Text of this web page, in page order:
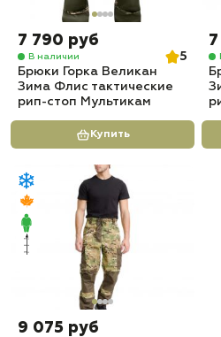
7 790 руб
В наличии
5
Брюки Горка Великан
Зима Флис тактические
рип-стоп Мультикам
Купить
9 075 руб